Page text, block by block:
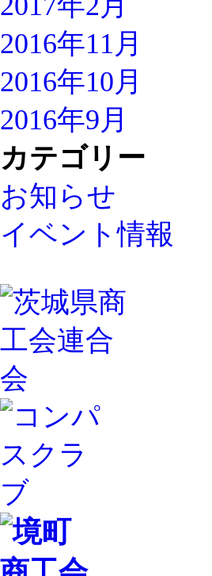
2016年11月
2016年10月
2016年9月
カテゴリー
お知らせ
イベント情報